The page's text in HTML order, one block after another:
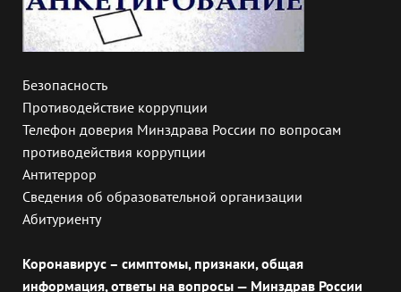
Безопасность
Противодействие коррупции
Телефон доверия Минздрава России по вопросам
противодействия коррупции
Антитеррор
Сведения об образовательной организации
Абитуриенту
Коронавирус – симптомы, признаки, общая
информация, ответы на вопросы — Минздрав России